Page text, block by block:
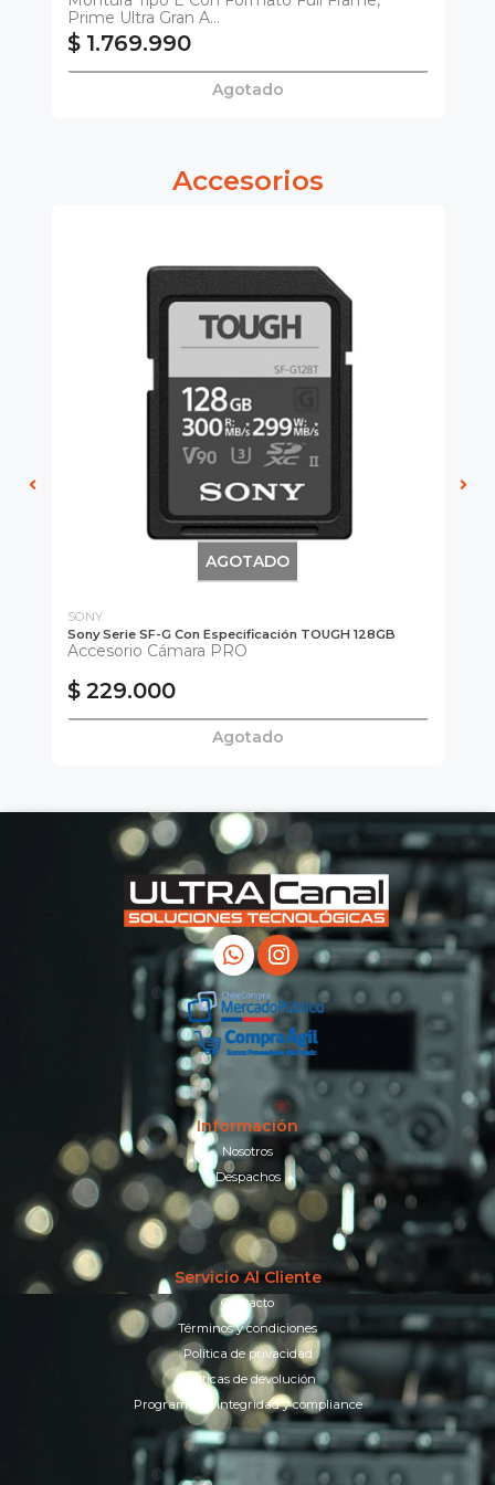
Prime Ultra Gran A...
$ 1.769.990
Agotado
Accesorios
AGOTADO
SONY
Sony Serie SF-G Con Especificación TOUGH 128GB
Accesorio Cámara PRO
$ 229.000
Agotado
Información
Nosotros
Despachos
Servicio Al Cliente
Contacto
Términos y condiciones
Política de privacidad
Políticas de devolución
Programa de integridad y compliance